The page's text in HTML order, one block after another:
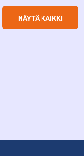
NÄYTÄ KAIKKI